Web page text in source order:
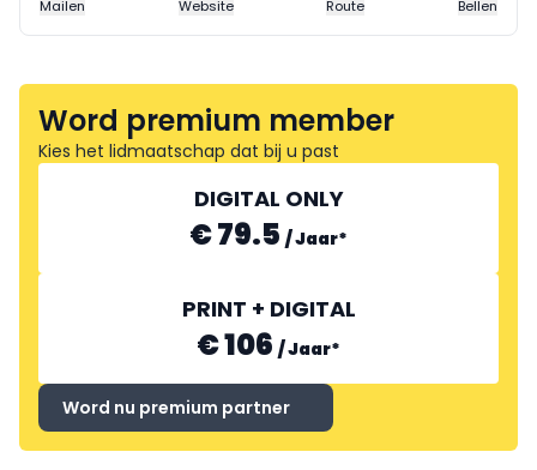
Mailen Website Route Bellen
Word premium member
Kies het lidmaatschap dat bij u past
DIGITAL ONLY
€ 79.5 /Jaar*
PRINT + DIGITAL
€ 106 /Jaar*
Word nu premium partner